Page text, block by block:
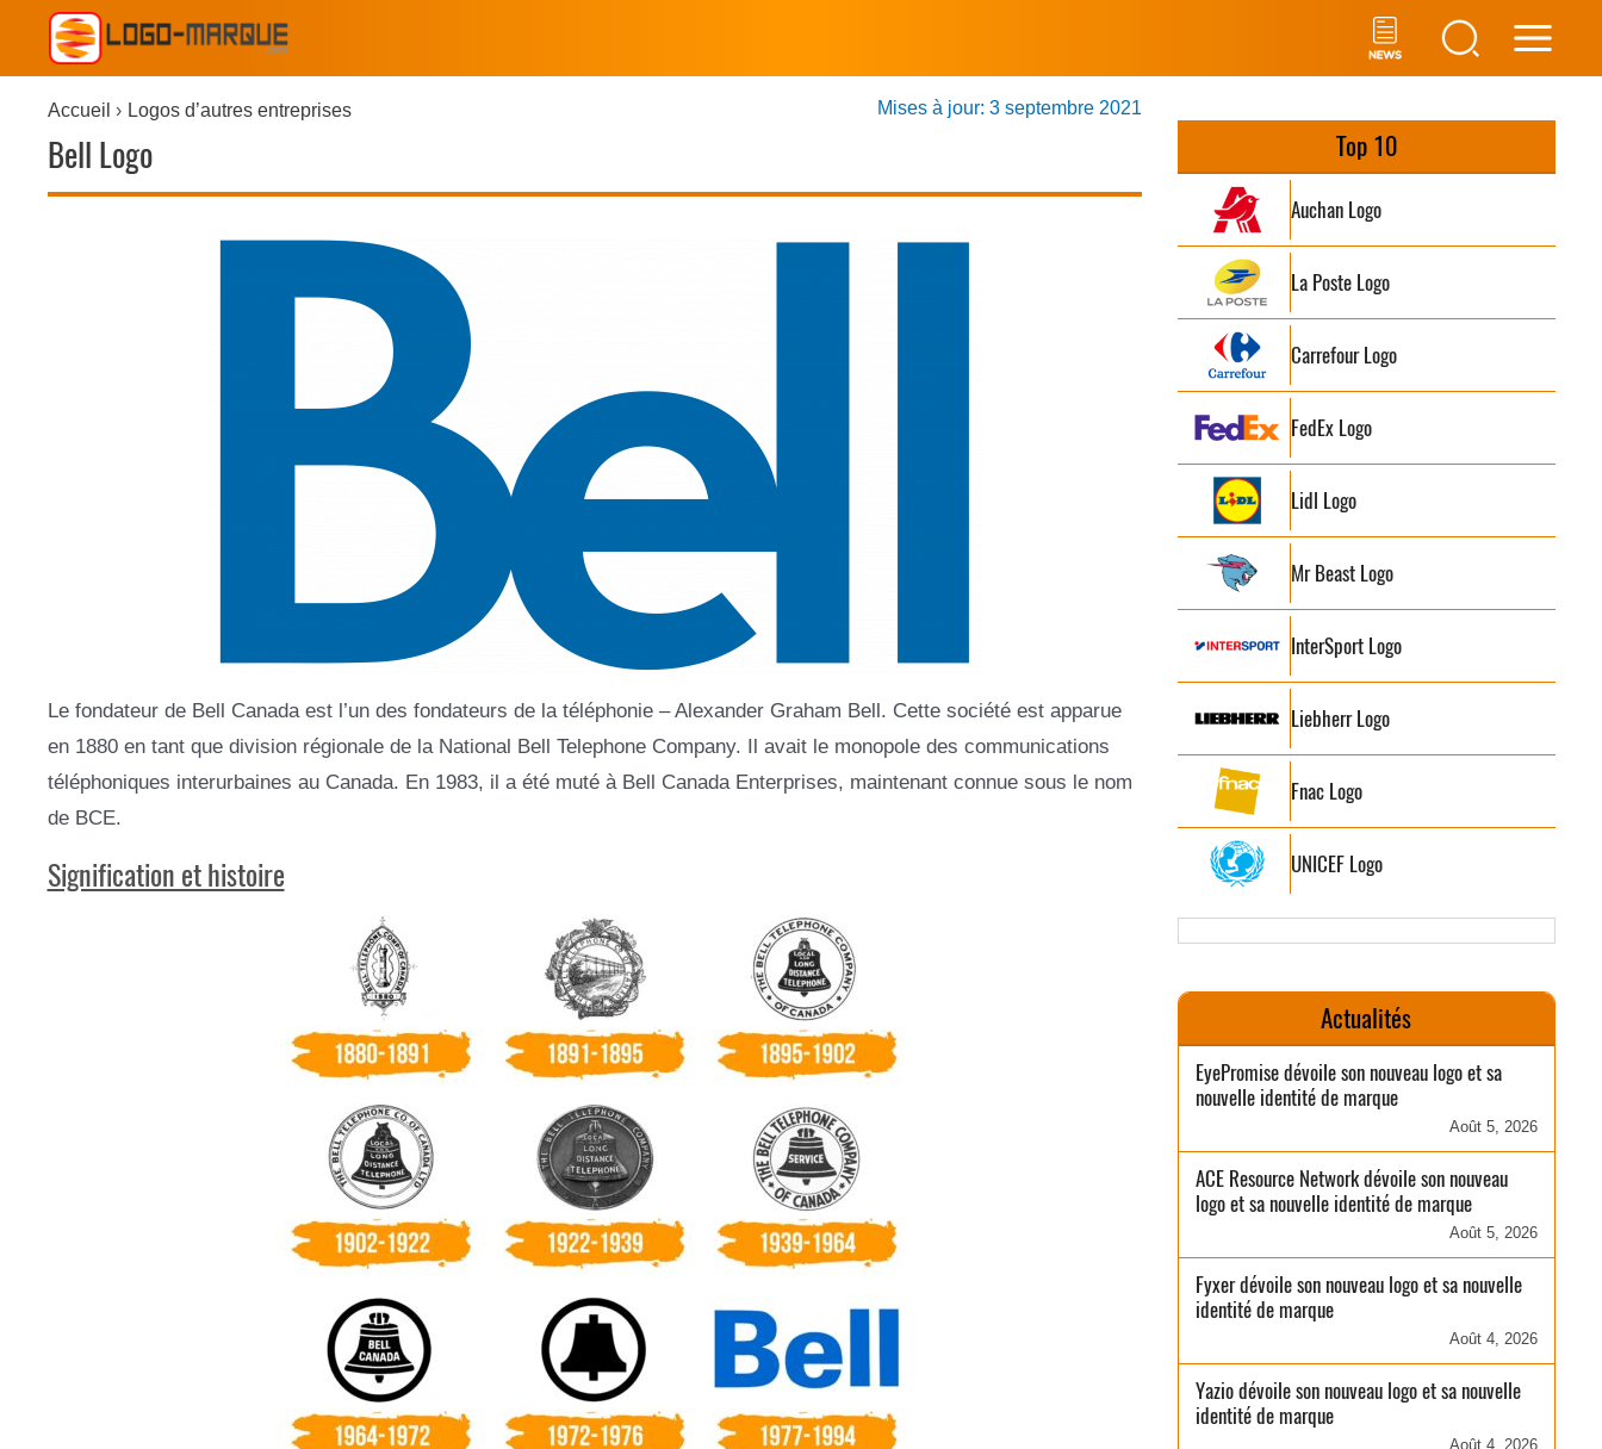
Accueil Logos d’autres entreprises
Bell Logo
Mises à jour: 3 septembre 2021
Le fondateur de Bell Canada est l’un des fondateurs de la téléphonie – Alexander Graham Bell. Cette société est apparue
en 1880 en tant que division régionale de la National Bell Telephone Company. Il avait le monopole des communications
téléphoniques interurbaines au Canada. En 1983, il a été muté à Bell Canada Enterprises, maintenant connue sous le nom
de BCE.
Signification et histoire
Top 10
Auchan Logo
La Poste Logo
Carrefour Logo
FedEx Logo
Lidl Logo
Mr Beast Logo
InterSport Logo
Liebherr Logo
Fnac Logo
UNICEF Logo
Actualités
EyePromise dévoile son nouveau logo et sa
nouvelle identité de marque
Août 5, 2026
ACE Resource Network dévoile son nouveau
logo et sa nouvelle identité de marque
Août 5, 2026
Fyxer dévoile son nouveau logo et sa nouvelle
identité de marque
Août 4, 2026
Yazio dévoile son nouveau logo et sa nouvelle
identité de marque
Août 4, 2026